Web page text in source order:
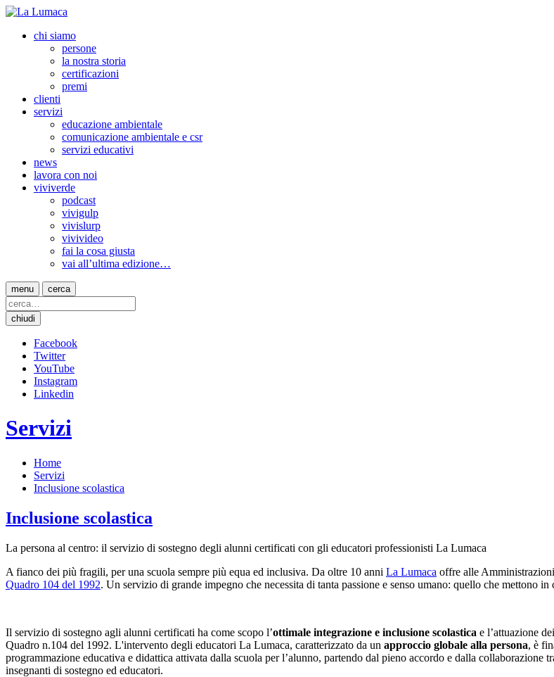
chi siamo
persone
la nostra storia
certificazioni
premi
clienti
servizi
educazione ambientale
comunicazione ambientale e csr
servizi educativi
news
lavora con noi
viviverde
podcast
vivigulp
vivislurp
vivivideo
fai la cosa giusta
vai all’ultima edizione…
menu cerca
chiudi
Facebook
Twitter
YouTube
Instagram
Linkedin
Servizi
Home
Servizi
Inclusione scolastica
Inclusione scolastica
La persona al centro: il servizio di sostegno degli alunni certificati con gli educatori professionisti La Lumaca
A fianco dei più fragili, per una scuola sempre più equa ed inclusiva. Da oltre 10 anni La Lumaca offre alle
Quadro 104 del 1992. Un servizio di grande impegno che necessita di tanta passione e senso umano: quello che mettono
Il servizio di sostegno agli alunni certificati ha come scopo l’ottimale integrazione e inclusione scolastica e l’attuazione
Quadro n.104 del 1992. L'intervento degli educatori La Lumaca, caratterizzato da un approccio globale alla persona, è
programmazione educativa e didattica attivata dalla scuola per l’alunno, partendo dal pieno accordo e dalla
insegnanti di sostegno ed educatori.